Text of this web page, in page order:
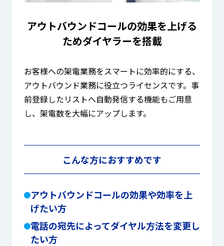
アウトバウンドコールの効果を上げる
ためダイヤラーを搭載
お客様への架電業務をスマートに効率的にする、
アウトバウンド業務に役立つライセンスです。事
前登録したリストへ自動発信する機能もご用意
し、架電数を大幅にアップします。
こんな方におすすめです
アウトバウンドコールの効果や効率を上
げたい方
電話の宛先によってダイヤル方法を変更し
たい方